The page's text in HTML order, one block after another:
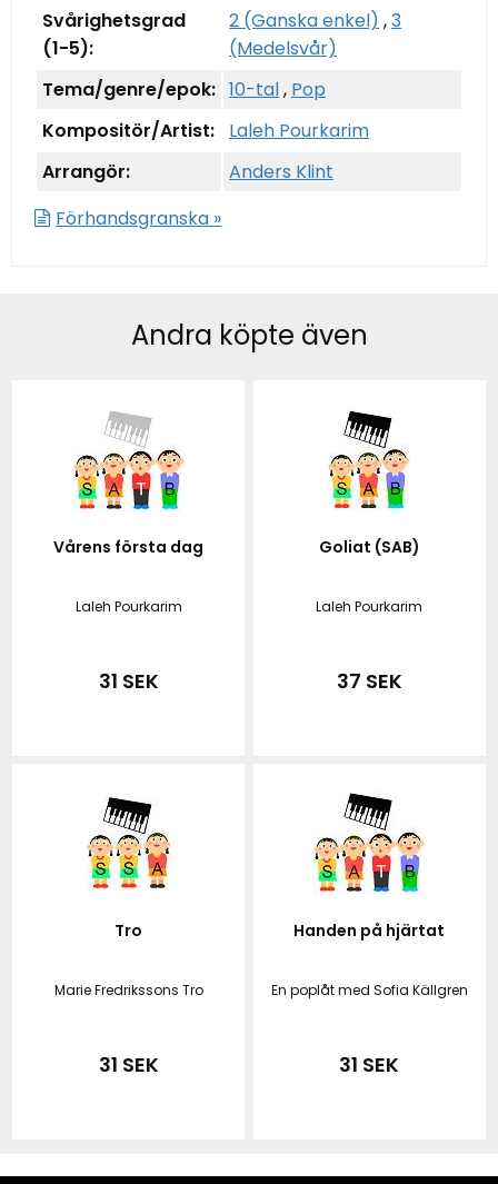
Svårighetsgrad
(1-5):
2 (Ganska enkel) ,3
(Medelsvår)
Tema/genre/epok: 10-tal, Pop
Kompositör/Artist:
Laleh Pourkarim
Arrangör:
Anders Klint
Förhandsgranska »
Andra köpte även
Vårens första dag
Laleh Pourkarim
31 SEK
Goliat (SAB)
Laleh Pourkarim
37 SEK
Tro
Marie Fredrikssons Tro
31 SEK
Handen på hjärtat
En poplåt med Sofia Källgren
31 SEK